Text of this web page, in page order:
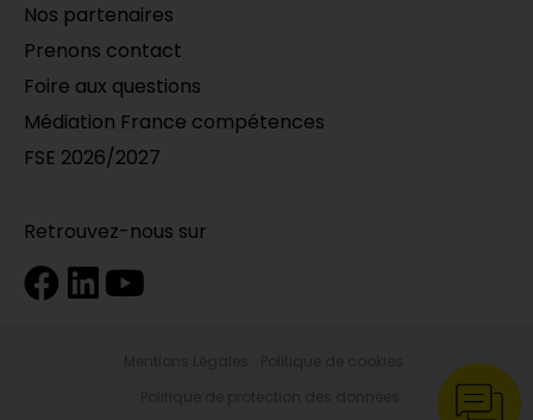
Nos partenaires
Prenons contact
Foire aux questions
Médiation France compétences
FSE 2026/2027
Retrouvez-nous sur